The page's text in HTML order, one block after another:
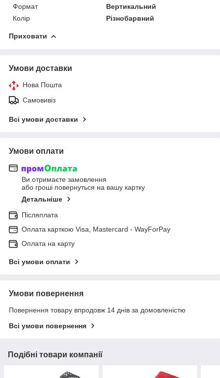
Формат
Вертикальний
Колір
Різнобарвний
Приховати
Умови доставки
Нова Пошта
Самовивіз
Всі умови доставки
Умови оплати
Ви отримаєте замовлення
або гроші повернуться на вашу картку
Детальніше
Післяплата
Оплата карткою Visa, Mastercard - WayForPay
Оплата на карту
Всі умови оплати
Умови повернення
Повернення товару впродовж 14 днів за домовленістю
Всі умови повернення
Подібні товари компанії